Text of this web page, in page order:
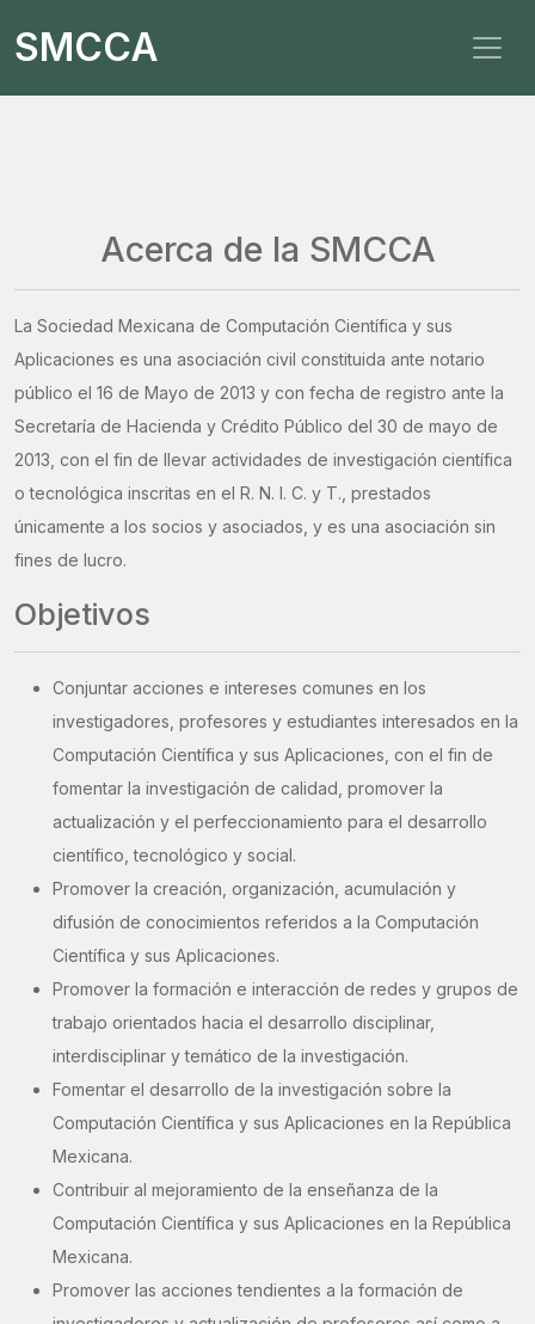
SMCCA
Acerca de la SMCCA
La Sociedad Mexicana de Computación Científica y sus
Aplicaciones es una asociación civil constituida ante notario
público el 16 de Mayo de 2013 y con fecha de registro ante la
Secretaría de Hacienda y Crédito Público del 30 de mayo de
2013, con el fin de llevar actividades de investigación científica
o tecnológica inscritas en el R. N. I. C. y T., prestados
únicamente a los socios y asociados, y es una asociación sin
fines de lucro.
Objetivos
Conjuntar acciones e intereses comunes en los
investigadores, profesores y estudiantes interesados en la
Computación Científica y sus Aplicaciones, con el fin de
fomentar la investigación de calidad, promover la
actualización y el perfeccionamiento para el desarrollo
científico, tecnológico y social.
Promover la creación, organización, acumulación y
difusión de conocimientos referidos a la Computación
Científica y sus Aplicaciones.
Promover la formación e interacción de redes y grupos de
trabajo orientados hacia el desarrollo disciplinar,
interdisciplinar y temático de la investigación.
Fomentar el desarrollo de la investigación sobre la
Computación Científica y sus Aplicaciones en la República
Mexicana.
Contribuir al mejoramiento de la enseñanza de la
Computación Científica y sus Aplicaciones en la República
Mexicana.
Promover las acciones tendientes a la formación de